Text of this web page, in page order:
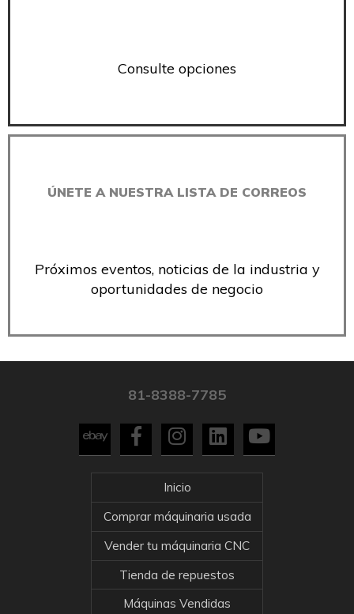
Consulte opciones
ÚNETE A NUESTRA LISTA DE CORREOS
Próximos eventos, noticias de la industria y
oportunidades de negocio
81-8388-7785
Inicio
Comprar máquinaria usada
Vender tu máquinaria CNC
Tienda de repuestos
Máquinas Vendidas